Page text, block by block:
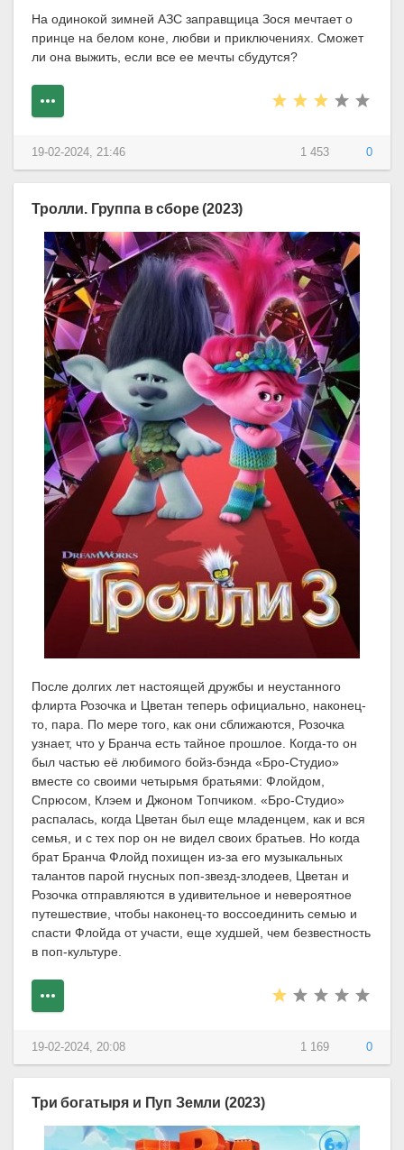
На одинокой зимней АЗС заправщица Зося мечтает о
принце на белом коне, любви и приключениях. Сможет
ли она выжить, если все ее мечты сбудутся?
1 453 0
19-02-2024, 21:46
Тролли. Группа в сборе (2023)
После долгих лет настоящей дружбы и неустанного
флирта Розочка и Цветан теперь официально, наконец-
то, пара. По мере того, как они сближаются, Розочка
узнает, что у Бранча есть тайное прошлое. Когда-то он
был частью её любимого бойз-бэнда «Бро-Студио»
вместе со своими четырьмя братьями: Флойдом,
Спрюсом, Клэем и Джоном Топчиком. «Бро-Студио»
распалась, когда Цветан был еще младенцем, как и вся
семья, и с тех пор он не видел своих братьев. Но когда
брат Бранча Флойд похищен из-за его музыкальных
талантов парой гнусных поп-звезд-злодеев, Цветан и
Розочка отправляются в удивительное и невероятное
путешествие, чтобы наконец-то воссоединить семью и
спасти Флойда от участи, еще худшей, чем безвестность
в поп-культуре.
1 169 0
19-02-2024, 20:08
Три богатыря и Пуп Земли (2023)